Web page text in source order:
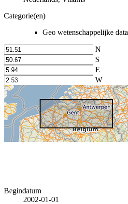
Categorie(en)
Geo wetenschappelijke data
N
S
E
W
Begindatum
2002-01-01